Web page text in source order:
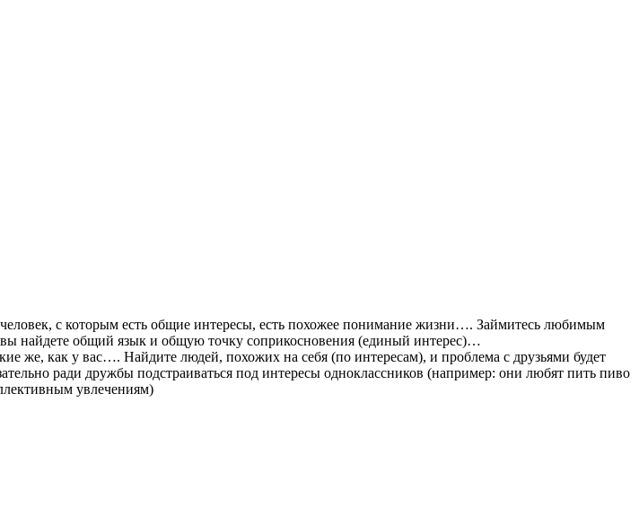
с которым есть общие интересы, есть похожее понимание жизни…. Займитесь любимым
найдете общий язык и общую точку соприкосновения (единый интерес)…
же, как у вас…. Найдите людей, похожих на себя (по интересам), и проблема с друзьями будет
ради дружбы подстраиваться под интересы одноклассников (например: они любят пить пиво
увлечениям)